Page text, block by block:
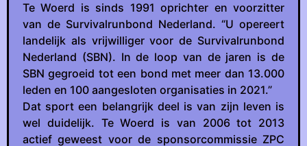
Te Woerd is sinds 1991 oprichter en voorzitter
van de Survivalrunbond Nederland. “U opereert
landelijk als vrijwilliger voor de Survivalrunbond
Nederland (SBN). In de loop van de jaren is de
SBN gegroeid tot een bond met meer dan 13.000
leden en 100 aangesloten organisaties in 2021.”
Dat sport een belangrijk deel is van zijn leven is
wel duidelijk. Te Woerd is van 2006 tot 2013
actief geweest voor de sponsorcommissie ZPC